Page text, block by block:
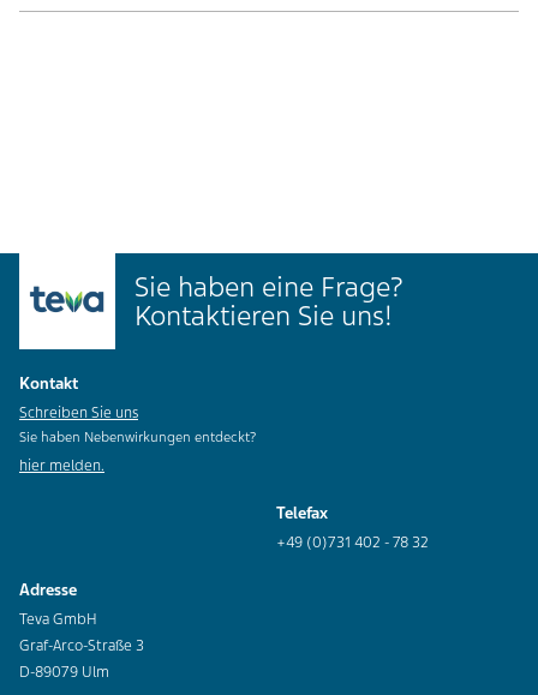
Sie haben eine Frage?
Kontaktieren Sie uns!
Kontakt
Schreiben Sie uns
Sie haben Nebenwirkungen entdeckt?
hier melden.
Telefax
+49 (0)731 402 - 78 32
Adresse
Teva GmbH
Graf-Arco-Straße 3
D-89079 Ulm